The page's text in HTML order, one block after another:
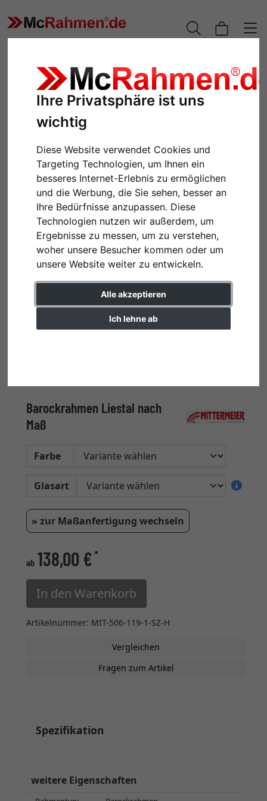
Ihre Privatsphäre ist uns
wichtig
Diese Website verwendet Cookies und
Targeting Technologien, um Ihnen ein
besseres Internet-Erlebnis zu ermöglichen
und die Werbung, die Sie sehen, besser an
Ihre Bedürfnisse anzupassen. Diese
Technologien nutzen wir außerdem, um
Ergebnisse zu messen, um zu verstehen,
woher unsere Besucher kommen oder um
unsere Website weiter zu entwickeln.
Alle akzeptieren
Ich lehne ab
Zurück
Barockrahmen Liestal nach
Maß
Farbe
Glasart
» zur Maßanfertigung wechseln
ab 138,00 €*
In den Warenkorb
Artikelnummer: MIT-506-119-1-SZ-H
Vergleichen
Fragen zum Artikel
Spezifikation
weitere Eigenschaften